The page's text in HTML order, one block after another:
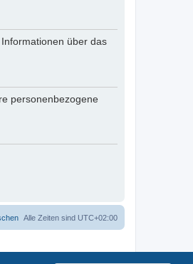
über das
personenbezogene
Alle Zeiten sind UTC+02:00